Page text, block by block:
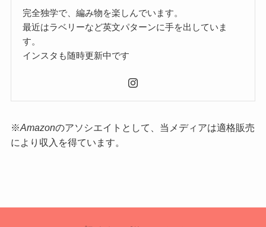
完全独学で、編み物を楽しんでいます。
最近はラベリーなど英文パターンに手を出していま
す。
インスタも随時更新中です
※Amazonのアソシエイトとして、当メディアは適格販売
により収入を得ています。